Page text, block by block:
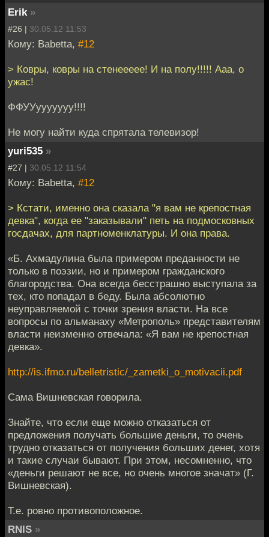
Erik »
#26 | 30.05.12 11:53
Кому: Babetta, #12
> Ковры, ковры на стенеееее! И на полу!!!!! Ааа, о
ужас!
ФФУУууууууу!!!!
Не могу найти куда спрятала телевизор!
yuri535 »
#27 | 30.05.12 11:54
Кому: Babetta, #12
> Кстати, именно она сказала "я вам не крепостная
девка", когда ее "заказывали" петь на подмосковных
госдачах, для партноменклатуры. И она права.
«Б. Ахмадулина была примером преданности не
только в поэзии, но и примером гражданского
благородства. Она всегда бесстрашно выступала за
тех, кто попадал в беду. Была абсолютно
неуправляемой с точки зрения власти. На все
вопросы по альманаху «Метрополь» представителям
власти неизменно отвечала: «Я вам не крепостная
девка».
http://is.ifmo.ru/belletristic/_zametki_o_motivacii.pdf
Сама Вишневская говорила.
Знайте, что если еще можно отказаться от
предложения получать большие деньги, то очень
трудно отказаться от получения больших денег, хотя
и такие случаи бывают. При этом, несомненно, что
«деньги решают не все, но очень многое значат» (Г.
Вишневская).
Т.е. ровно противоположное.
RNIS »